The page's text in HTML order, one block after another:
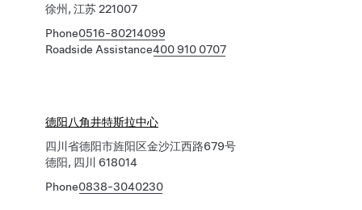
徐州, 江苏 221007
Phone0516-80214099
Roadside Assistance400 910 0707
德阳八角井特斯拉中心
四川省德阳市旌阳区金沙江西路679号
德阳, 四川 618014
Phone0838-3040230